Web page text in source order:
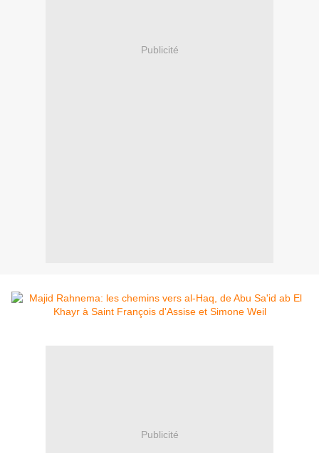
Publicité
Publicité